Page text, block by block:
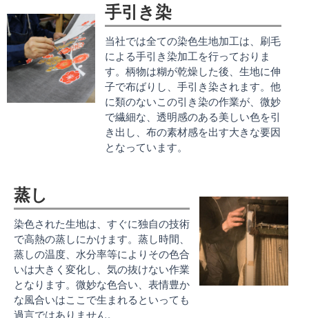
手引き染
当社では全ての染色生地加工は、刷毛
による手引き染加工を行っておりま
す。柄物は糊が乾燥した後、生地に伸
子で布ばりし、手引き染されます。他
に類のないこの引き染の作業が、微妙
で繊細な、透明感のある美しい色を引
き出し、布の素材感を出す大きな要因
となっています。
蒸し
染色された生地は、すぐに独自の技術
で高熱の蒸しにかけます。蒸し時間、
蒸しの温度、水分率等によりその色合
いは大きく変化し、気の抜けない作業
となります。微妙な色合い、表情豊か
な風合いはここで生まれるといっても
過言ではありません。